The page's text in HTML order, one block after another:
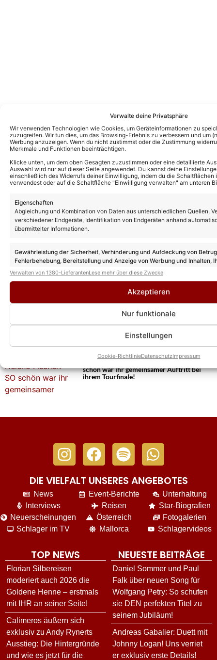
Verwalte deine Privatsphäre
Wir verwenden Technologien wie Cookies, um Geräteinformationen zu
zuzugreifen. Wir tun dies, um das Browsing-Erlebnis zu verbessern und um
Werbung anzuzeigen. Wenn du nicht zustimmst oder die Zustimmung
Merkmale und Funktionen beeinträchtigen.
Klicke unten, um dem oben Gesagten zuzustimmen oder eine detaillierte
Auswahl wird nur auf dieser Seite angewendet. Du kannst deine
einschließlich des Widerrufs deiner Einwilligung, indem du die
verwendest oder auf die Schaltfläche "Einwilligung verwalten" am unteren
Eigenschaften
Abgleichung und Kombination von Daten aus unterschiedlichen Quellen,
verschiedener Endgeräte, Identifikation von Endgeräten anhand
übermittelter Informationen.
Gewährleistung der Sicherheit, Verhinderung und Aufdeckung von
Fehlerbehebung, Bereitstellung und Anzeige von Werbung und Inhalten,
Entscheidungen zum Datenschutz speichern und übermitteln.
Verwalten von 1380-LieferantenLese mehr über diese Zwecke
Akzeptieren
Nur funktionale
Einstellungen
Cookie-RichtlinieDatenschutzImpressum
Das könnte Euch auch interessieren:
Helene Fischer: Findet ihre Show 2026
wieder statt? So ist der aktuelle Stand der
Dinge!
Helene Fischer: Tickets für Zusatzkonzert
in Schladming jetzt erhältlich! Erster
Helene Fischer eröffnet Ski-Opening 2026
Florian Silbereisen und Helene Fischer: SO
schön war ihr gemeinsamer Auftritt bei
ihrem Tourfinale!
DIE VIELFALT UNSERES ANGEBOTES
News
Interviews
Neuerscheinungen
Schlager im TV
Event-Berichte
Reisen
Österreich
Mallorca
Unterhaltung
Star-Biografien
Fotogalerien
Schlagervideos
TOP NEWS
Florian Silbereisen
moderiert auch 2026 die
Goldene Henne – erstmals
mit IHR an seiner Seite!
Calimeros äußern sich
exklusiv zu Andy Rynerts
Ausstieg: Die Hintergründe
und wie es jetzt für die
NEUESTE BEITRÄGE
Daniel Sommer und Paul
Falk über neuen Song für
Wolfgang Petry: So schufen
sie DEN perfekten Titel zu
seinem Jubiläum!
Andreas Gabalier: Duett mit
Johnny Logan! Uns verriet
er exklusiv erste Details!